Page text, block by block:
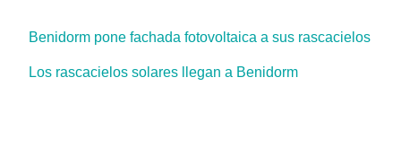
Benidorm pone fachada fotovoltaica a sus rascacielos
Los rascacielos solares llegan a Benidorm